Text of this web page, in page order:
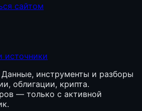
сайтом
источники
инструменты и разборы
облигации, крипта.
— только с активной